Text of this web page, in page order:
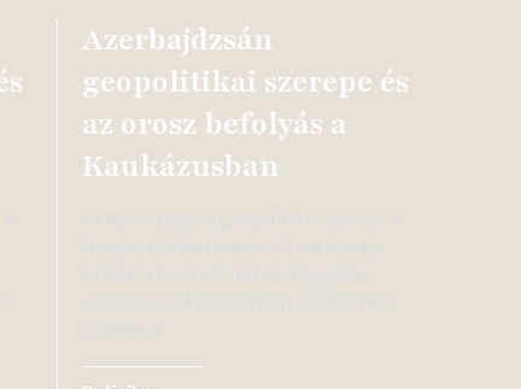
Azerbajdzsán
geopolitikai szerepe és
az orosz befolyás a
Kaukázusban